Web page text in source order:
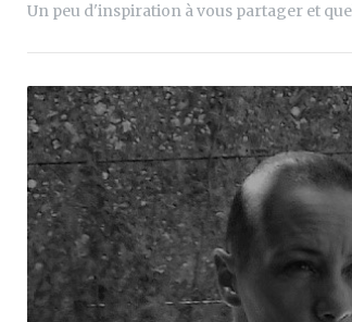
Un peu d'inspiration à vous partager et